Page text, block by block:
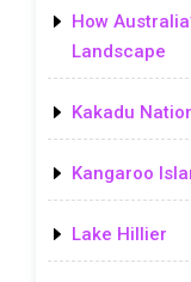
How
Landscape
Kakadu
Kangaroo
Lake Hillier